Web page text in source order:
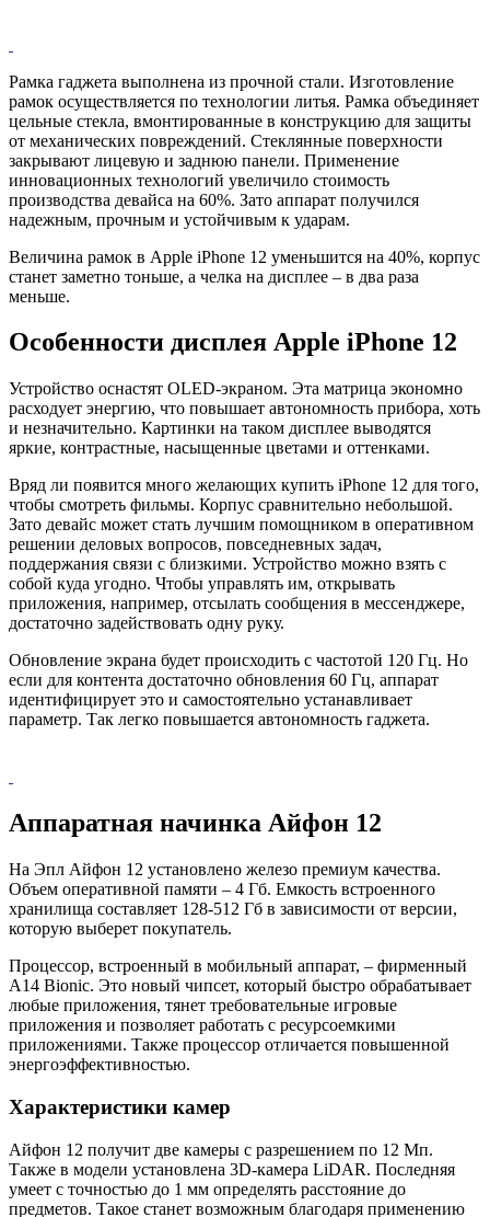
Рамка гаджета выполнена из прочной стали. Изготовление
рамок осуществляется по технологии литья. Рамка объединяет
цельные стекла, вмонтированные в конструкцию для защиты
от механических повреждений. Стеклянные поверхности
закрывают лицевую и заднюю панели. Применение
инновационных технологий увеличило стоимость
производства девайса на 60%. Зато аппарат получился
надежным, прочным и устойчивым к ударам.
Величина рамок в Apple iPhone 12 уменьшится на 40%, корпус
станет заметно тоньше, а челка на дисплее – в два раза
меньше.
Особенности дисплея Apple iPhone 12
Устройство оснастят OLED-экраном. Эта матрица экономно
расходует энергию, что повышает автономность прибора, хоть
и незначительно. Картинки на таком дисплее выводятся
яркие, контрастные, насыщенные цветами и оттенками.
Вряд ли появится много желающих купить iPhone 12 для того,
чтобы смотреть фильмы. Корпус сравнительно небольшой.
Зато девайс может стать лучшим помощником в оперативном
решении деловых вопросов, повседневных задач,
поддержания связи с близкими. Устройство можно взять с
собой куда угодно. Чтобы управлять им, открывать
приложения, например, отсылать сообщения в мессенджере,
достаточно задействовать одну руку.
Обновление экрана будет происходить с частотой 120 Гц. Но
если для контента достаточно обновления 60 Гц, аппарат
идентифицирует это и самостоятельно устанавливает
параметр. Так легко повышается автономность гаджета.
Аппаратная начинка Айфон 12
На Эпл Айфон 12 установлено железо премиум качества.
Объем оперативной памяти – 4 Гб. Емкость встроенного
хранилища составляет 128-512 Гб в зависимости от версии,
которую выберет покупатель.
Процессор, встроенный в мобильный аппарат, – фирменный
A14 Bionic. Это новый чипсет, который быстро обрабатывает
любые приложения, тянет требовательные игровые
приложения и позволяет работать с ресурсоемкими
приложениями. Также процессор отличается повышенной
энергоэффективностью.
Характеристики камер
Айфон 12 получит две камеры с разрешением по 12 Мп.
Также в модели установлена 3D-камера LiDAR. Последняя
умеет с точностью до 1 мм определять расстояние до
предметов. Такое станет возможным благодаря применению